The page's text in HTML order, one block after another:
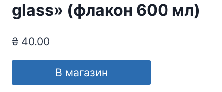
glass» (флакон 600 мл)
₴ 40.00
В магазин